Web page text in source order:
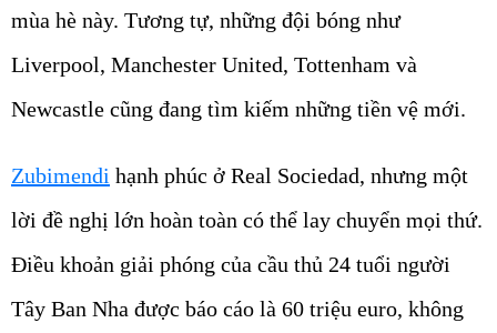
mùa hè này. Tương tự, những đội bóng như
Liverpool, Manchester United, Tottenham và
Newcastle cũng đang tìm kiếm những tiền vệ mới.
Zubimendi hạnh phúc ở Real Sociedad, nhưng một
lời đề nghị lớn hoàn toàn có thể lay chuyển mọi thứ.
Điều khoản giải phóng của cầu thủ 24 tuổi người
Tây Ban Nha được báo cáo là 60 triệu euro, không